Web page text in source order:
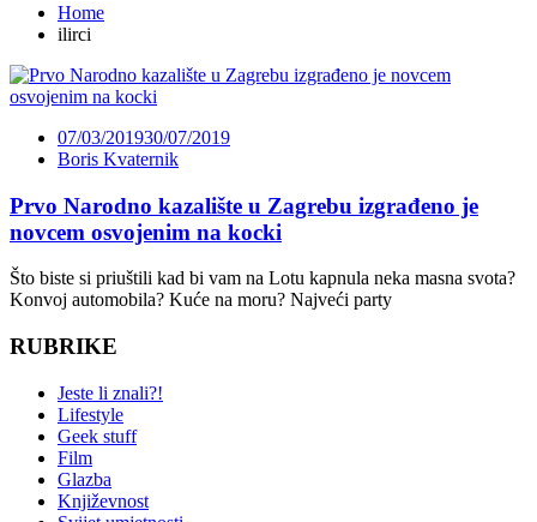
Home
ilirci
07/03/201930/07/2019
Boris Kvaternik
Prvo Narodno kazalište u Zagrebu izgrađeno je
novcem osvojenim na kocki
Što biste si priuštili kad bi vam na Lotu kapnula neka masna svota?
Konvoj automobila? Kuće na moru? Najveći party
RUBRIKE
Jeste li znali?!
Lifestyle
Geek stuff
Film
Glazba
Književnost